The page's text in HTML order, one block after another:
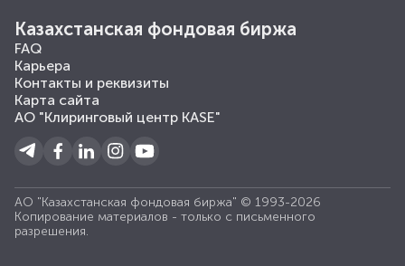
Казахстанская фондовая биржа
FAQ
Карьера
Контакты и реквизиты
Карта сайта
АО "Клиринговый центр KASE"
АО "Казахстанская фондовая биржа" © 1993-2026
Копирование материалов - только с письменного
разрешения.